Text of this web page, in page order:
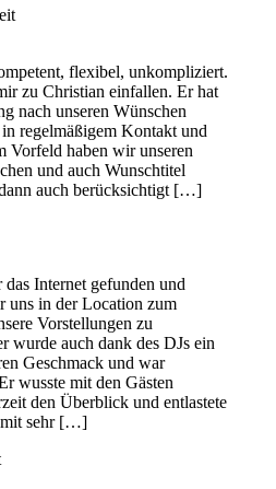
flexibel, unkompliziert.
zu Christian einfallen. Er hat
nach unseren Wünschen
regelmäßigem Kontakt und
Vorfeld haben wir unseren
und auch Wunschtitel
auch berücksichtigt […]
Internet gefunden und
uns in der Location zum
Vorstellungen zu
wurde auch dank des DJs ein
Geschmack und war
wusste mit den Gästen
den Überblick und entlastete
sehr […]